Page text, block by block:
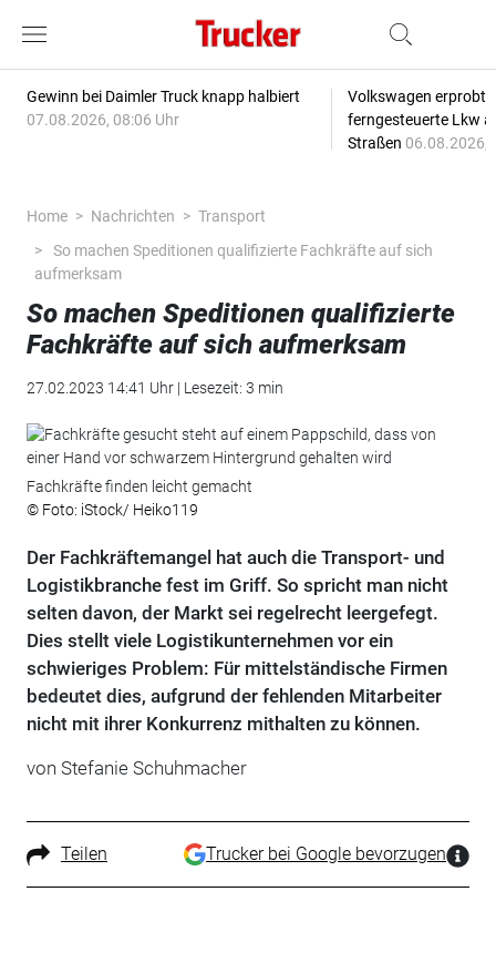
Gewinn bei Daimler Truck knapp halbiert
07.08.2026, 08:06 Uhr
Volkswagen erprobt
ferngesteuerte Lkw
Straßen 06.08.2026,
Home Nachrichten
Transport
So machen Speditionen qualifizierte Fachkräfte auf sich
aufmerksam
So machen Speditionen qualifizierte
Fachkräfte auf sich aufmerksam
27.02.2023 14:41 Uhr | Lesezeit: 3 min
Fachkräfte finden leicht gemacht
© Foto: iStock/ Heiko119
Der Fachkräftemangel hat auch die Transport- und
Logistikbranche fest im Griff. So spricht man nicht
selten davon, der Markt sei regelrecht leergefegt.
Dies stellt viele Logistikunternehmen vor ein
schwieriges Problem: Für mittelständische Firmen
bedeutet dies, aufgrund der fehlenden Mitarbeiter
nicht mit ihrer Konkurrenz mithalten zu können.
von Stefanie Schuhmacher
Teilen Trucker bei Google bevorzugen